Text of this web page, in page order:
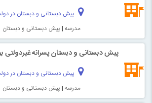
پیش دبستانی و دبستان در
مدرسه | پیش دبستانی و دبستان
پیش دبستانی و دبستان پسرانه غیردولتی
پیش دبستانی و دبستان در
مدرسه | پیش دبستانی و دبستان